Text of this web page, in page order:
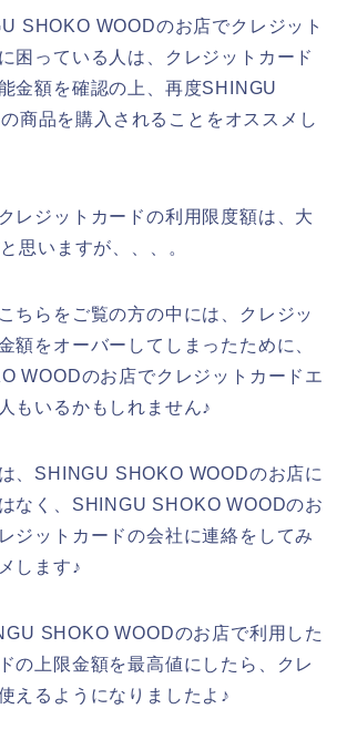
SHOKO WOODのお店でクレジット
困っている人は、クレジットカード
金額を確認の上、再度SHINGU
商品を購入されることをオススメし
レジットカードの利用限度額は、大
思いますが、、、。
ちらをご覧の方の中には、クレジッ
額をオーバーしてしまったために、
WOODのお店でクレジットカードエ
もいるかもしれません♪
、SHINGU SHOKO WOODのお店に
なく、SHINGU SHOKO WOODのお
ジットカードの会社に連絡をしてみ
します♪
SHOKO WOODのお店で利用した
の上限金額を最高値にしたら、クレ
えるようになりましたよ♪